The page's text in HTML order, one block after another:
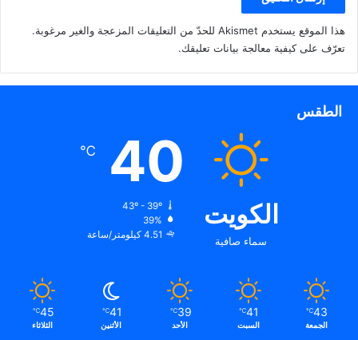
هذا الموقع يستخدم Akismet للحدّ من التعليقات المزعجة والغير مرغوبة.
تعرّف على كيفية معالجة بيانات تعليقك.
الطقس
الكويت
سماء صافية
40
℃
43º - 39º
39%
4.51 كيلومتر/ساعة
43
℃
الجمعة
41
℃
السبت
39
℃
الأحد
41
℃
الأثنين
45
℃
الثلاثاء